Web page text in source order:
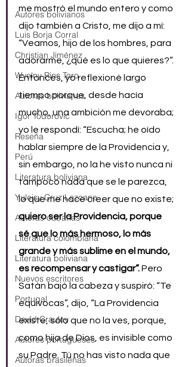
Autores bolivianos
Luis Borja Corral
Christian Jiménez
Wvelny Rios Toro
Autoras bolivianas
Igor Todorović
Reseña
Perú
Literatura boliviana
Yuleisy Cruz Lezcano
Autoras cubanas
Literatura colombiana
Literatura boliviana
Nuevos escritores
Portugal
David Crauley
Autores portugueses
Autoras brasileñas
me mostró el mundo entero y como
dijo también a Cristo, me dijo a mí:
“Veamos, hijo de los hombres, para
adorarme, ¿qué es lo que quieres?”.
Entonces, yo reflexioné largo
tiempo porque, desde hacía
mucho, una ambición me devoraba;
yo le respondí: “Escucha; he oído
hablar siempre de la Providencia y,
sin embargo, no la he visto nunca ni
tampoco nada que se le parezca,
lo que me hace creer que no existe;
quiero ser la Providencia, porque
sé que lo más hermoso, lo más
grande y más sublime en el mundo,
es recompensar y castigar”. Pero
Satán bajó la cabeza y suspiró: “Te
equivocas”, dijo, “La Providencia
existe, sólo que no la ves, porque,
como hija de Dios, es invisible como
su Padre. Tú no has visto nada que